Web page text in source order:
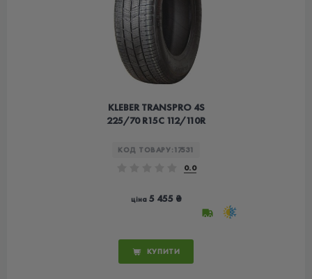
KLEBER TRANSPRO 4S
225/70 R15C 112/110R
КОД ТОВАРУ: 17531
0.0
ціна5 455 ₴
КУПИТИ